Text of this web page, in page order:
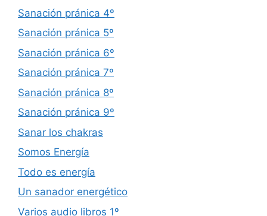
Sanación pránica 4º
Sanación pránica 5º
Sanación pránica 6º
Sanación pránica 7º
Sanación pránica 8º
Sanación pránica 9º
Sanar los chakras
Somos Energía
Todo es energía
Un sanador energético
Varios audio libros 1º